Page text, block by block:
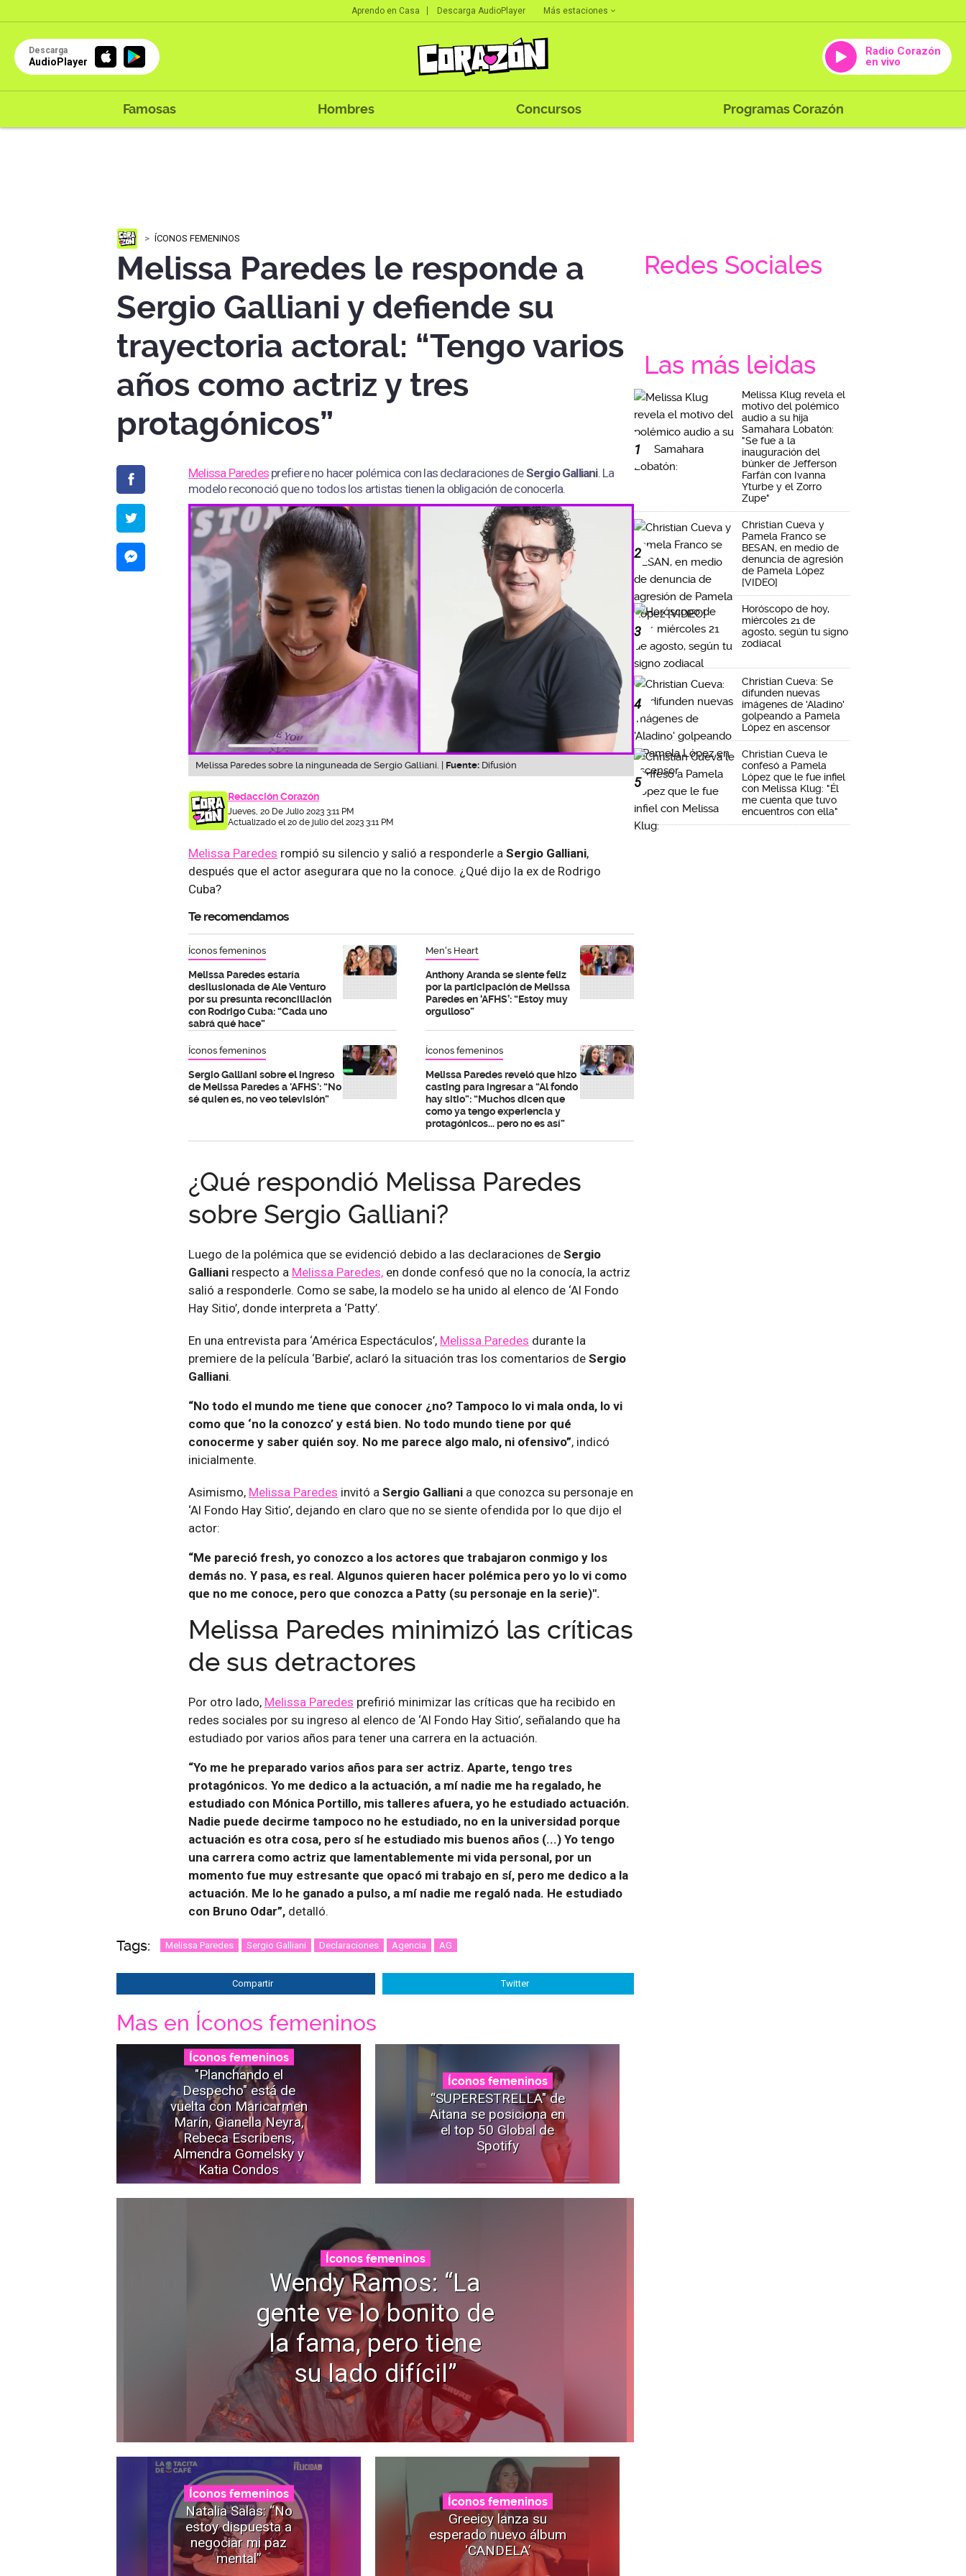
Aprendo en Casa Descarga AudioPlayer Más estaciones
Descarga
AudioPlayer
Radio Corazón
en vivo
Famosas Hombres Concursos Programas Corazón
ÍCONOS FEMENINOS
Melissa Paredes le responde a
Sergio Galliani y defiende su
trayectoria actoral: “Tengo varios
años como actriz y tres
protagónicos”
Melissa Paredes prefiere no hacer polémica con las declaraciones deSergio Galliani. La
modelo reconoció que no todos los artistas tienen la obligación de conocerla.
Melissa Paredes sobre la ninguneada de Sergio Galliani. | Fuente: Difusión
Redacción Corazón
Jueves, 20 De Julio 2023 3:11 PM
Actualizado el 20 de julio del 2023 3:11 PM
Melissa Paredes rompió su silencio y salió a responderle a Sergio Galliani,
después que el actor asegurara que no la conoce. ¿Qué dijo la ex de Rodrigo
Cuba?
Te recomendamos
Íconos femeninos
Melissa Paredes estaría
desilusionada de Ale Venturo
por su presunta reconciliación
con Rodrigo Cuba: “Cada uno
sabrá qué hace”
Men's Heart
Anthony Aranda se siente feliz
por la participación de Melissa
Paredes en ‘AFHS’: “Estoy muy
orgulloso”
Íconos femeninos
Sergio Galliani sobre el ingreso
de Melissa Paredes a 'AFHS': “No
sé quien es, no veo televisión”
Íconos femeninos
Melissa Paredes reveló que hizo
casting para ingresar a “Al fondo
hay sitio”: “Muchos dicen que
como ya tengo experiencia y
protagónicos... pero no es así”
¿Qué respondió Melissa Paredes
sobre Sergio Galliani?
Luego de la polémica que se evidenció debido a las declaraciones de Sergio
Galliani respecto a Melissa Paredes, en donde confesó que no la conocía, la actriz
salió a responderle. Como se sabe, la modelo se ha unido al elenco de ‘Al Fondo
Hay Sitio’, donde interpreta a ‘Patty’.
En una entrevista para ‘América Espectáculos’, Melissa Paredes durante la
premiere de la película ‘Barbie’, aclaró la situación tras los comentarios de Sergio
Galliani.
“No todo el mundo me tiene que conocer ¿no? Tampoco lo vi mala onda, lo vi
como que ‘no la conozco’ y está bien. No todo mundo tiene por qué
conocerme y saber quién soy. No me parece algo malo, ni ofensivo”, indicó
inicialmente.
Asimismo, Melissa Paredes invitó a Sergio Galliani a que conozca su personaje en
‘Al Fondo Hay Sitio’, dejando en claro que no se siente ofendida por lo que dijo el
actor:
“Me pareció fresh, yo conozco a los actores que trabajaron conmigo y los
demás no. Y pasa, es real. Algunos quieren hacer polémica pero yo lo vi como
que no me conoce, pero que conozca a Patty (su personaje en la serie)".
Melissa Paredes minimizó las críticas
de sus detractores
Por otro lado, Melissa Paredes prefirió minimizar las críticas que ha recibido en
redes sociales por su ingreso al elenco de ‘Al Fondo Hay Sitio’, señalando que ha
estudiado por varios años para tener una carrera en la actuación.
“Yo me he preparado varios años para ser actriz. Aparte, tengo tres
protagónicos. Yo me dedico a la actuación, a mí nadie me ha regalado, he
estudiado con Mónica Portillo, mis talleres afuera, yo he estudiado actuación.
Nadie puede decirme tampoco no he estudiado, no en la universidad porque
actuación es otra cosa, pero sí he estudiado mis buenos años (...) Yo tengo
una carrera como actriz que lamentablemente mi vida personal, por un
momento fue muy estresante que opacó mi trabajo en sí, pero me dedico a la
actuación. Me lo he ganado a pulso, a mí nadie me regaló nada. He estudiado
con Bruno Odar”, detalló.
Tags: Melissa Paredes Sergio Galliani Declaraciones Agencia AG
Compartir Twitter
Mas en Íconos femeninos
Íconos femeninos
"Planchando el
Despecho" está de
vuelta con Maricarmen
Marín, Gianella Neyra,
Rebeca Escribens,
Almendra Gomelsky y
Katia Condos
Íconos femeninos
“SUPERESTRELLA" de
Aitana se posiciona en
el top 50 Global de
Spotify
Íconos femeninos
Wendy Ramos: “La
gente ve lo bonito de
la fama, pero tiene
su lado difícil”
Íconos femeninos
Natalia Salas: “No
estoy dispuesta a
negociar mi paz
mental”
Íconos femeninos
Greeicy lanza su
esperado nuevo álbum
‘CANDELA’
Redes Sociales
Las más leidas
1
Melissa Klug revela el
motivo del polémico
audio a su hija
Samahara Lobatón:
"Se fue a la
inauguración del
búnker de Jefferson
Farfán con Ivanna
Yturbe y el Zorro
Zupe"
2
Christian Cueva y
Pamela Franco se
BESAN, en medio de
denuncia de agresión
de Pamela López
[VIDEO]
3
Horóscopo de hoy,
miércoles 21 de
agosto, según tu signo
zodiacal
4
Christian Cueva: Se
difunden nuevas
imágenes de 'Aladino'
golpeando a Pamela
López en ascensor
5
Christian Cueva le
confesó a Pamela
López que le fue infiel
con Melissa Klug: "Él
me cuenta que tuvo
encuentros con ella"